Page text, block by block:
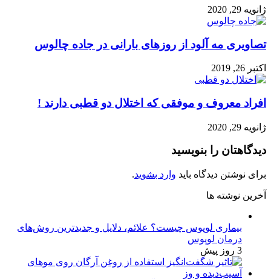
ژانویه 29, 2020
تصاویری مه آلود از روزهای بارانی در جاده چالوس
اکتبر 26, 2019
افراد معروف و موفقی که اختلال دو قطبی دارند !
ژانویه 29, 2020
دیدگاهتان را بنویسید
برای نوشتن دیدگاه باید وارد بشوید.
آخرین نوشته ها
بیماری لوپوس چیست؟ علائم، دلایل و جدیدترین روش‌های
درمان لوپوس
3 روز پیش